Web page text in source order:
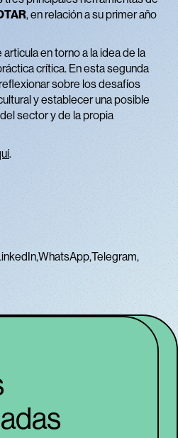
, en relación a su primer año
articula en torno a la idea de la
crítica. En esta segunda
sobre los desafíos
y establecer una posible
sector y de la propia
.
WhatsAppTelegram